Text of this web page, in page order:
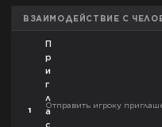
ВЗАИМОДЕЙСТВИЕ С
1
П
р
и
г
л
а
Отправить игроку